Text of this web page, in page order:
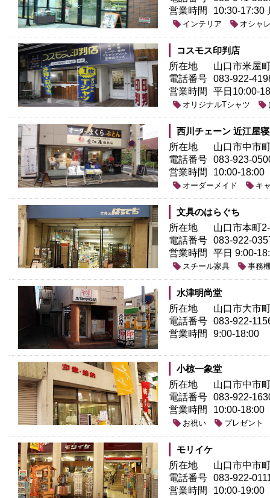
営業時間
10:30-17:30
インテリア オシャ
コスモス印判店
所在地
山口市米屋
電話番号 083-922-
営業時間
平日10:00-
オリジナルTシャツ
西川チェーン 近江屋
所在地
山口市中市
電話番号 083-923-
営業時間
10:00-18:00
オーダーメイド キ
文具のはらぐち
所在地
山口市本町
電話番号 083-922-
営業時間
平日 9:00-
スチール家具 事務
水津明尚堂
所在地
山口市大市
電話番号 083-922-
営業時間
9:00-18:00
小椋一象堂
所在地
山口市中市
電話番号 083-922-
営業時間
10:00-18:00
お祝い プレゼント
モリイケ
所在地
山口市中市
電話番号 083-922-
営業時間
10:00-19:00